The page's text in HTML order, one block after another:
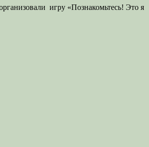
игру «Познакомьтесь! Это я